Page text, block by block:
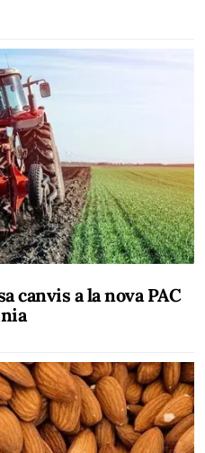
canvis a la nova PAC